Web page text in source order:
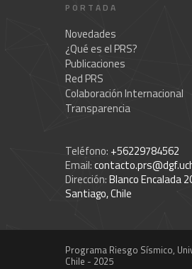
PORTADA
Novedades
¿Qué es el PRS?
Publicaciones
Red PRS
Colaboración Internacional
Transparencia
Teléfono: +56229784562
Email:
Dirección:Blanco Encalada
Santiago, Chile
Programa Riesgo Sísmico,
Chile - 2025